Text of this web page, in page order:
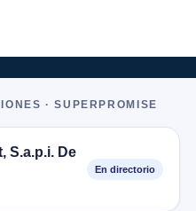
· SUPERPROMISE
S.a.p.i. De
En directorio